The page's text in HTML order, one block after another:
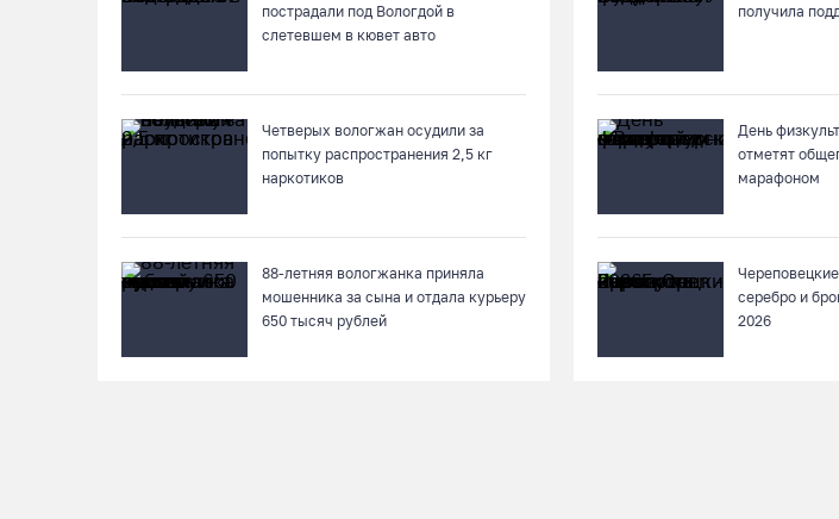
пострадали под Вологдой в
слетевшем в кювет авто
Четверых вологжан осудили за
попытку распространения 2,5 кг
наркотиков
88-летняя вологжанка приняла
мошенника за сына и отдала курьеру
650 тысяч рублей
получила
День
отметят
марафоном
серебро и
2026